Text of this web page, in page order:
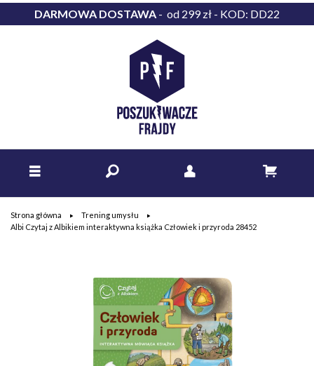
DARMOWA DOSTAWA - od 299 zł - KOD: DD22
Strona główna
Trening umysłu
Albi Czytaj z Albikiem interaktywna książka Człowiek i przyroda 28452